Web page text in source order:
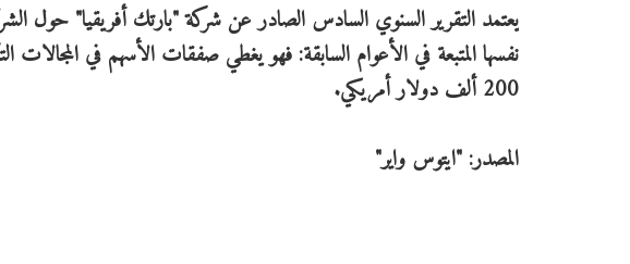
يعتمد التقرير السنوي السادس الصادر عن شركة "بارتك أفريقيا" حول
نفسها المتبعة في الأعوام السابقة: فهو يغطي صفقات الأسهم في المجالات
200 ألف دولار أمريكي.
المصدر: "ايتوس واير"